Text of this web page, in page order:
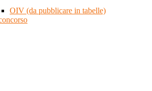
OIV (da pubblicare in tabelle)